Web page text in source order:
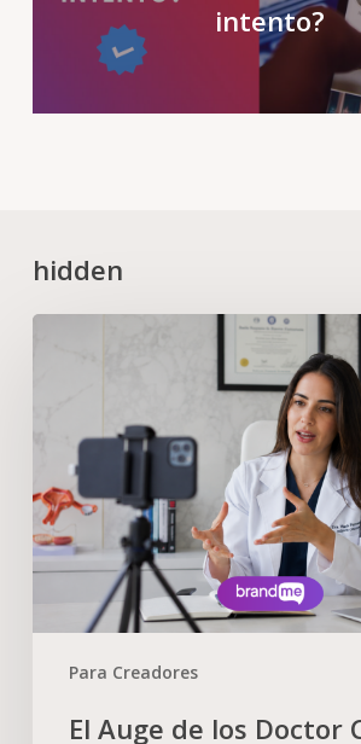
intento?
hidden
Para Creadores
El Auge de los Doctor